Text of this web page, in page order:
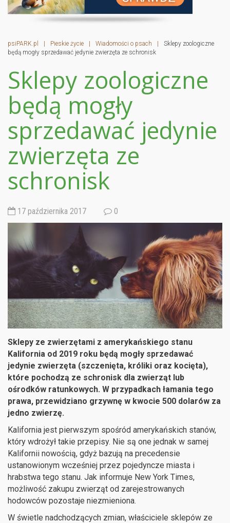
psiPARK.pl | Pieskie życie | Wiadomości o psach |
Sklepy zoologiczne
będą mogły sprzedawać jedynie zwierzęta ze schronisk
Sklepy zoologiczne
będą mogły
sprzedawać jedynie
zwierzęta ze
schronisk
17 października 2017 0
Sklepy ze zwierzętami z amerykańskiego stanu
Kalifornia od 2019 roku będą mogły sprzedawać
jedynie zwierzęta (szczenięta, króliki oraz kocięta),
które pochodzą ze schronisk dla zwierząt lub
ośrodków ratunkowych. W przypadkach łamania tego
prawa, przewidziano grzywnę w kwocie 500 dolarów za
jedno zwierzę.
Kalifornia jest pierwszym spośród amerykańskich stanów,
który wdrożył takie przepisy. Nie są one jednak w samej
Kalifornii nowością, gdyż bazują na precedensie
ustanowionym wcześniej przez pojedyncze miasta i
hrabstwa tego stanu. Jak informuje New York Times,
możliwość zakupu zwierząt od zarejestrowanych
hodowców pozostaje niezmieniona.
W świetle nadchodzących zmian, właściciele sklepów ze